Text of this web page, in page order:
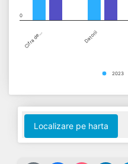
Cifra de… Datorii
2023
0
End of interactive chart.
Localizare pe harta